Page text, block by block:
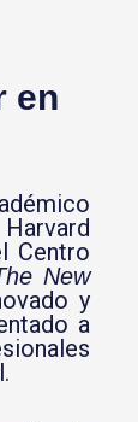
en
Centro
New
y
a